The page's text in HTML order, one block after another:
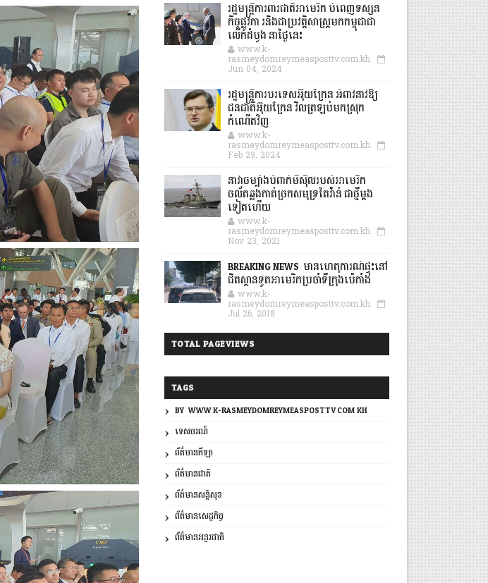
រដ្ឋមន្រ្តីការពារជាតិអាមេរិក បំពេញទស្សន
កិច្ចផ្លូវកា រនិងជាប្រវត្តិសាស្រ្តមកកម្ពុជាជា
លើកដំបូង នាថ្ងៃនេះ
www.k-
rasmeydomreymeasposttv.com.kh
Jun 04, 2024
រដ្ឋមន្ត្រីការបរទេសអ៊ុយក្រែន អំពាវនាវឱ្យ
ជនជាតិអ៊ុយក្រែន វិលត្រឡប់មកស្រុក
កំណើតវិញ
www.k-
rasmeydomreymeasposttv.com.kh
Feb 29, 2024
នាវាចម្បាំងបំពាក់មីស៊ីលរបស់អាមេរិក
ចល័តឆ្លងកាត់ច្រកសមុទ្រតៃវ៉ាន់ ជាថ្មីម្តង
ទៀតហើយ
www.k-
rasmeydomreymeasposttv.com.kh
Nov 23, 2021
BREAKING NEWS: មានហេតុការណ៍ផ្ទុះនៅ
ជិតស្ថានទូតអាមេរិកប្រចាំទីក្រុងប៉េកាំង
www.k-
rasmeydomreymeasposttv.com.kh
Jul 26, 2018
TOTAL PAGEVIEWS
TAGS
BY: WWW.K-RASMEYDOMREYMEASPOSTTV.COM.KH
ទេសចរណ៍
ព័ត៌មានកីឡា
ព័ត៌មានជាតិ
ព័ត៌មានសន្តិសុខ
ព័ត៌មានសេដ្ឋកិច្ច
ព័ត៌មានអន្តរជាតិ